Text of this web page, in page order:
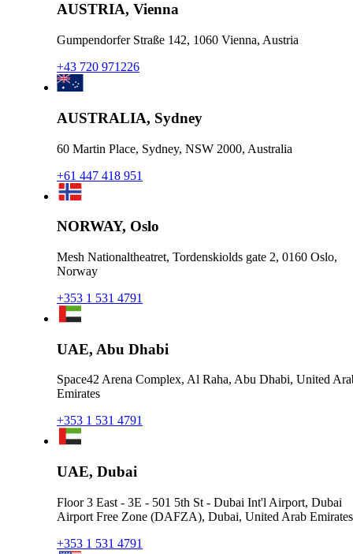
AUSTRIA, Vienna
Gumpendorfer Straße 142, 1060 Vienna, Austria
+43 720 971226
AUSTRALIA, Sydney
60 Martin Place, Sydney, NSW 2000, Australia
+61 447 418 951
NORWAY, Oslo
Mesh Nationaltheatret, Tordenskiolds gate 2, 0160 Oslo,
Norway
+353 1 531 4791
UAE, Abu Dhabi
Space42 Arena Complex, Al Raha, Abu Dhabi, United
Emirates
+353 1 531 4791
UAE, Dubai
Floor 3 East - 3E - 501 5th St - Dubai Int'l Airport, Dubai
Airport Free Zone (DAFZA), Dubai, United Arab Emirates
+353 1 531 4791